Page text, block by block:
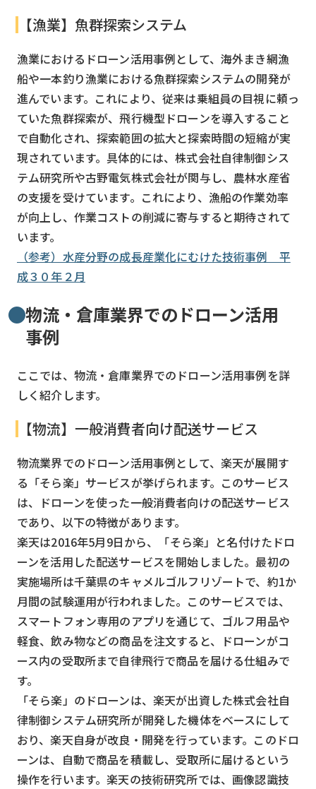
【漁業】魚群探索システム
漁業におけるドローン活用事例として、海外まき網漁
船や一本釣り漁業における魚群探索システムの開発が
進んでいます。これにより、従来は乗組員の目視に頼っ
ていた魚群探索が、飛行機型ドローンを導入すること
で自動化され、探索範囲の拡大と探索時間の短縮が実
現されています。具体的には、株式会社自律制御シス
テム研究所や古野電気株式会社が関与し、農林水産省
の支援を受けています。これにより、漁船の作業効率
が向上し、作業コストの削減に寄与すると期待されて
います。
（参考）水産分野の成長産業化にむけた技術事例 平
成３０年２月
物流・倉庫業界でのドローン活用
事例
ここでは、物流・倉庫業界でのドローン活用事例を詳
しく紹介します。
【物流】一般消費者向け配送サービス
物流業界でのドローン活用事例として、楽天が展開す
る「そら楽」サービスが挙げられます。このサービス
は、ドローンを使った一般消費者向けの配送サービス
であり、以下の特徴があります。
楽天は2016年5月9日から、「そら楽」と名付けたドロ
ーンを活用した配送サービスを開始しました。最初の
実施場所は千葉県のキャメルゴルフリゾートで、約1か
月間の試験運用が行われました。このサービスでは、
スマートフォン専用のアプリを通じて、ゴルフ用品や
軽食、飲み物などの商品を注文すると、ドローンがコ
ース内の受取所まで自律飛行で商品を届ける仕組みで
す。
「そら楽」のドローンは、楽天が出資した株式会社自
律制御システム研究所が開発した機体をベースにして
おり、楽天自身が改良・開発を行っています。このドロ
ーンは、自動で商品を積載し、受取所に届けるという
操作を行います。楽天の技術研究所では、画像認識技